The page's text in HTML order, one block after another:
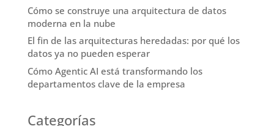
Cómo se construye una arquitectura de datos
moderna en la nube
El fin de las arquitecturas heredadas: por qué los
datos ya no pueden esperar
Cómo Agentic AI está transformando los
departamentos clave de la empresa
Categorías